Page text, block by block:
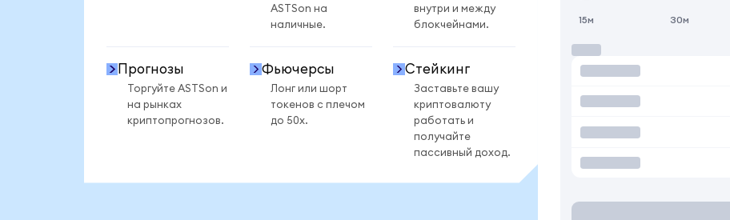
ASTSon на
наличные.
внутри и между
блокчейнами.
Прогнозы
Торгуйте ASTSon и
на рынках
криптопрогнозов.
Фьючерсы
Лонг или шорт
токенов с плечом
до 50x.
Стейкинг
Заставьте вашу
криптовалюту
работать и
получайте
пассивный доход.
15м 30м